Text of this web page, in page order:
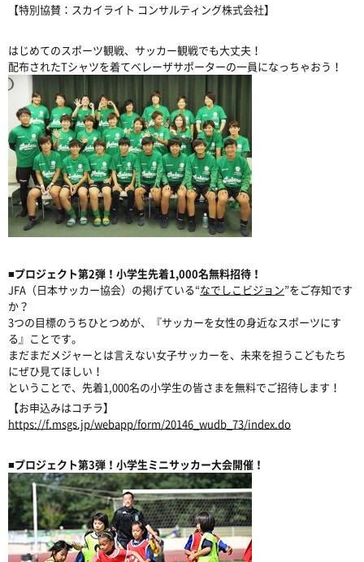
【特別協賛：スカイライト コンサルティング株式会社】
はじめてのスポーツ観戦、サッカー観戦でも大丈夫！
配布されたTシャツを着てベレーザサポーターの一員になっちゃおう！
■プロジェクト第2弾！小学生先着1,000名無料招待！
JFA（日本サッカー協会）の掲げている“なでしこビジョン”をご存知です
か？
3つの目標のうちひとつめが、『サッカーを女性の身近なスポーツにす
る』ことです。
まだまだメジャーとは言えない女子サッカーを、未来を担うこどもたち
にぜひ見てほしい！
ということで、先着1,000名の小学生の皆さまを無料でご招待します！
【お申込みはコチラ】
https://f.msgs.jp/webapp/form/20146_wudb_73/index.do
■プロジェクト第3弾！小学生ミニサッカー大会開催！